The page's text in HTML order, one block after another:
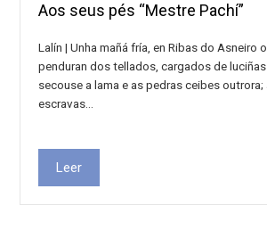
Aos seus pés “Mestre Pachí”
Lalín | Unha mañá fría, en Ribas do Asneiro
penduran dos tellados, cargados de
secouse a lama e as pedras ceibes outrora;
escravas…
Leer